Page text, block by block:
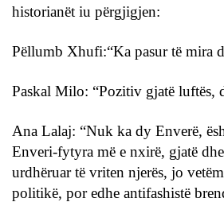
historianët iu përgjigjen:
Pëllumb Xhufi:“Ka pasur të mira
Paskal Milo: “Pozitiv gjatë luftës,
Ana Lalaj: “Nuk ka dy Enverë,
Enveri-fytyra më e nxirë, gjatë
urdhëruar të vriten njerës, jo
politikë, por edhe antifashistë